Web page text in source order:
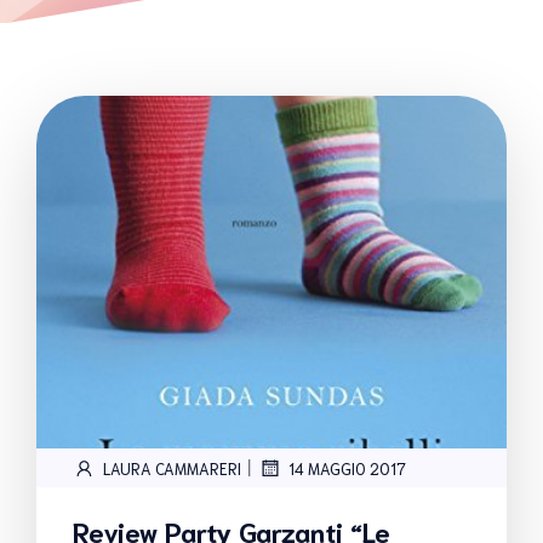
LAURA CAMMARERI | 14 MAGGIO 2017
Review Party Garzanti “Le